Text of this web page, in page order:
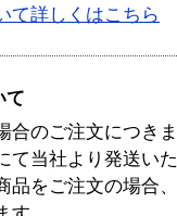
て詳しくはこちら
て
合のご注文につき
て当社より発送い
品をご注文の場合